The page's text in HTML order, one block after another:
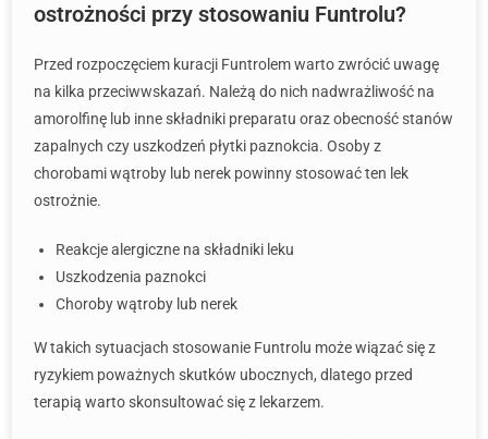
ostrożności przy stosowaniu Funtrolu?
Przed rozpoczęciem kuracji Funtrolem warto zwrócić uwagę
na kilka przeciwwskazań. Należą do nich nadwrażliwość na
amorolfinę lub inne składniki preparatu oraz obecność stanów
zapalnych czy uszkodzeń płytki paznokcia. Osoby z
chorobami wątroby lub nerek powinny stosować ten lek
ostrożnie.
Reakcje alergiczne na składniki leku
Uszkodzenia paznokci
Choroby wątroby lub nerek
W takich sytuacjach stosowanie Funtrolu może wiązać się z
ryzykiem poważnych skutków ubocznych, dlatego przed
terapią warto skonsultować się z lekarzem.